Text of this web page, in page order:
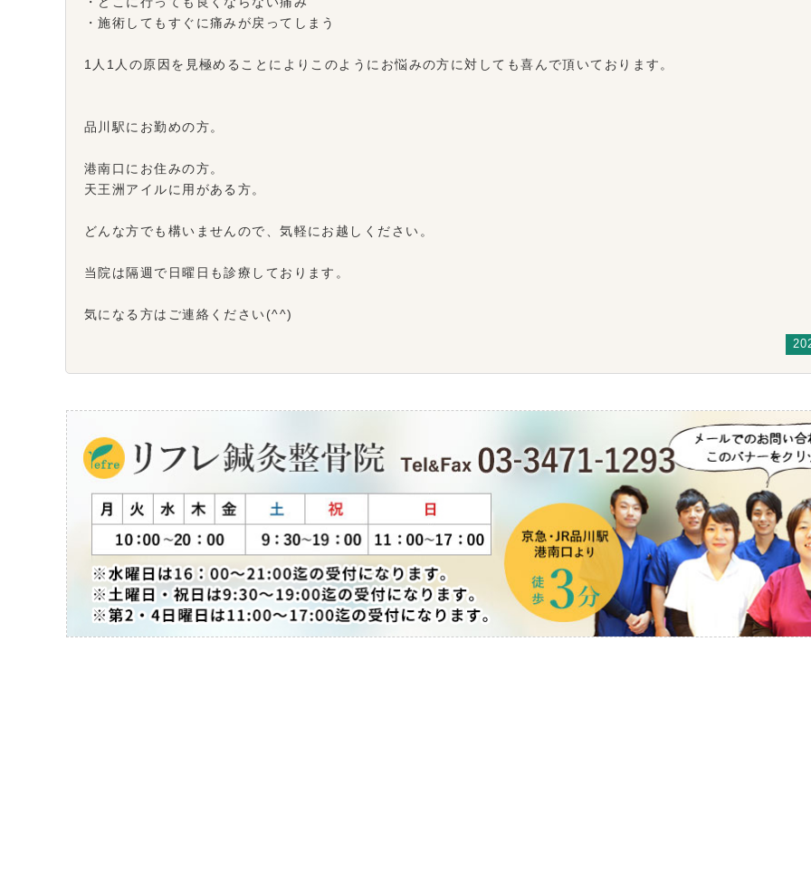
・施術してもすぐに痛みが戻ってしまう
1人1人の原因を見極めることによりこのようにお悩みの方に対しても喜んで頂いております。
品川駅にお勤めの方。
港南口にお住みの方。
天王洲アイルに用がある方。
どんな方でも構いませんので、気軽にお越しください。
当院は隔週で日曜日も診療しております。
気になる方はご連絡ください(^^)